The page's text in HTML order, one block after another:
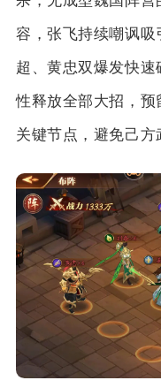
容，张飞持续嘲讽
超、黄忠双爆发快
性释放全部大招，
关键节点，避免己方